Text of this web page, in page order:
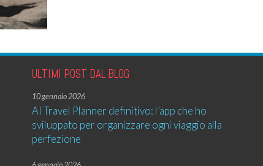
ULTIMI POST DAL BLOG
10 gennaio 2026
AI Travel Planner definitivo: l’app che ho
sviluppato per organizzare ogni viaggio alla
perfezione